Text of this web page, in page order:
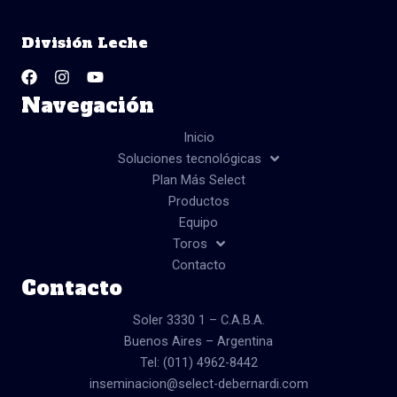
b
o
o
k
a
g
r
a
m
u
b
e
División Leche
a
c
e
n
s
t
o
t
Navegación
Inicio
Soluciones tecnológicas
Plan Más Select
Productos
Equipo
Toros
Contacto
Contacto
Soler 3330 1 – C.A.B.A.
Buenos Aires – Argentina
Tel: (011) 4962-8442
inseminacion@select-debernardi.com